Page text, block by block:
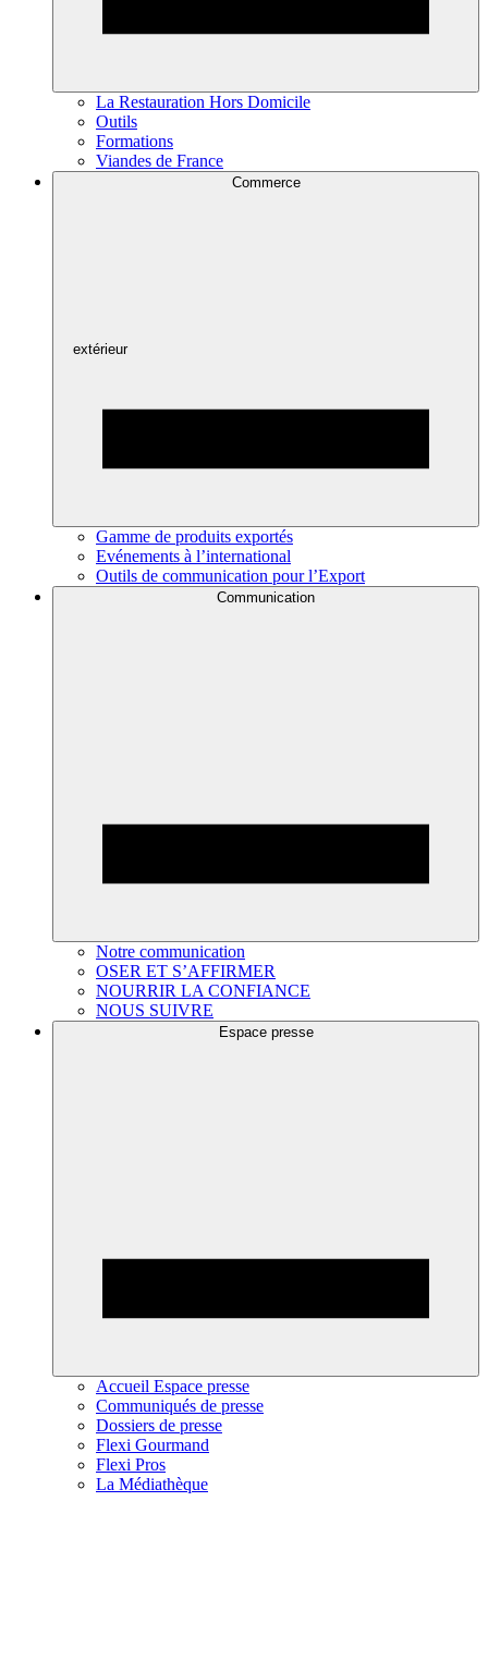
La Restauration Hors Domicile
Outils
Formations
Viandes de France
Commerce
extérieur
Gamme de produits exportés
Evénements à l’international
Outils de communication pour l’Export
Communication
Notre communication
OSER ET S’AFFIRMER
NOURRIR LA CONFIANCE
NOUS SUIVRE
Espace presse
Accueil Espace presse
Communiqués de presse
Dossiers de presse
Flexi Gourmand
Flexi Pros
La Médiathèque